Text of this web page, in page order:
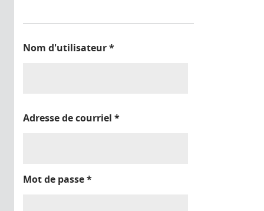
Nom d'utilisateur*
Adresse de courriel *
Mot de passe*